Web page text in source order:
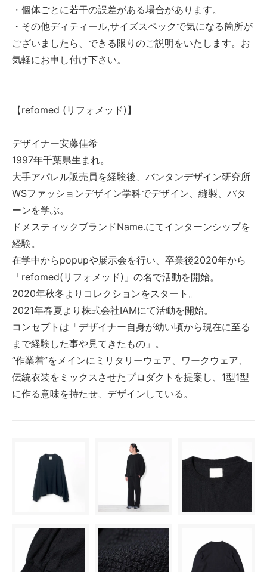
・個体ごとに若干の誤差がある場合があります。
・その他ディティール,サイズスペックで気になる箇所が
ございましたら、できる限りのご説明をいたします。お
気軽にお申し付け下さい。
【refomed (リフォメッド)】
デザイナー安藤佳希
1997年千葉県生まれ。
大手アパレル販売員を経験後、バンタンデザイン研究所
WSファッションデザイン学科でデザイン、縫製、パタ
ーンを学ぶ。
ドメスティックブランドName.にてインターンシップを
経験。
在学中からpopupや展示会を行い、卒業後2020年から
「refomed(リフォメッド)」の名で活動を開始。
2020年秋冬よりコレクションをスタート。
2021年春夏より株式会社IAMにて活動を開始。
コンセプトは「デザイナー自身が幼い頃から現在に至る
まで経験した事や見てきたもの」。
“作業着”をメインにミリタリーウェア、ワークウェア、
伝統衣装をミックスさせたプロダクトを提案し、1型1型
に作る意味を持たせ、デザインしている。